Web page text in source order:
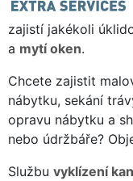
zajistí jakékoli
a mytí oken.
Chcete zajistit
nábytku, sekání
opravu nábytku a
nebo údržbáře?
Službu vyklízení